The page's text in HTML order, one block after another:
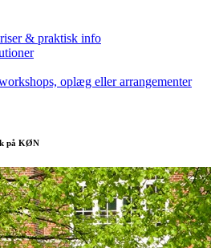
& praktisk info
oplæg eller arrangementer
på KØN